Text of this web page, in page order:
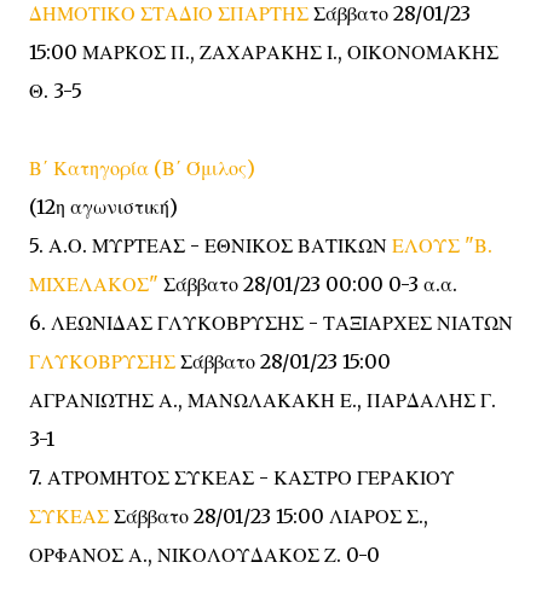
ΔΗΜΟΤΙΚΟ ΣΤΑΔΙΟ ΣΠΑΡΤΗΣ Σάββατο 28/01/23
15:00 ΜΑΡΚΟΣ Π., ΖΑΧΑΡΑΚΗΣ Ι., ΟΙΚΟΝΟΜΑΚΗΣ
Θ. 3-5
Β΄ Κατηγορία (Β΄ Όμιλος)
(12η αγωνιστική)
5. Α.Ο. ΜΥΡΤΕΑΣ - ΕΘΝΙΚΟΣ ΒΑΤΙΚΩΝ ΕΛΟΥΣ "Β.
ΜΙΧΕΛΑΚΟΣ" Σάββατο 28/01/23 00:00 0-3 α.α.
6. ΛΕΩΝΙΔΑΣ ΓΛΥΚΟΒΡΥΣΗΣ - ΤΑΞΙΑΡΧΕΣ ΝΙΑΤΩΝ
ΓΛΥΚΟΒΡΥΣΗΣ Σάββατο 28/01/23 15:00
ΑΓΡΑΝΙΩΤΗΣ Α., ΜΑΝΩΛΑΚΑΚΗ Ε., ΠΑΡΔΑΛΗΣ Γ.
3-1
7. ΑΤΡΟΜΗΤΟΣ ΣΥΚΕΑΣ - ΚΑΣΤΡΟ ΓΕΡΑΚΙΟΥ
ΣΥΚΕΑΣ Σάββατο 28/01/23 15:00 ΛΙΑΡΟΣ Σ.,
ΟΡΦΑΝΟΣ Α., ΝΙΚΟΛΟΥΔΑΚΟΣ Ζ. 0-0